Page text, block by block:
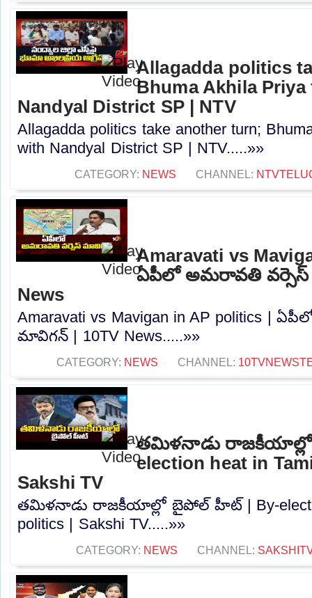
Allagadda politics
Bhuma Akhila
Nandyal District SP | NTV
Allagadda politics take another turn;
with Nandyal District SP | NTV.....»»
CATEGORY: NEWS CHANNEL:
Amaravati vs
ఏపీలో అమరావతి వర్సెస్
News
Amaravati vs Mavigan in AP politics |
మావిగన్ | 10TV News.....»»
CATEGORY: NEWS CHANNEL:
తమిళనాడు రాజకీయాల్లో
election heat in
Sakshi TV
తమిళనాడు రాజకీయాల్లో బైపోల్ హీట్ | By-
politics | Sakshi TV.....»»
CATEGORY: NEWS CHANNEL: